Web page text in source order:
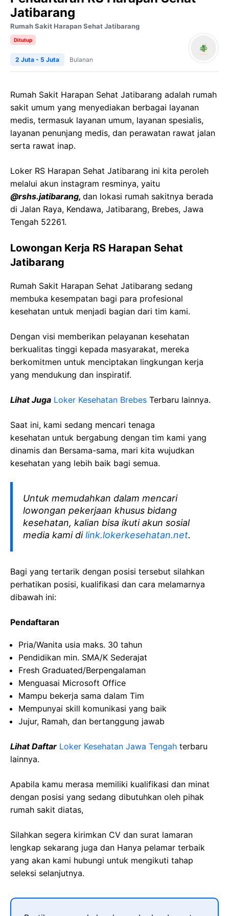
Jatibarang
Rumah Sakit Harapan Sehat Jatibarang
Ditutup
2 Juta - 5 Juta Bulanan
Rumah Sakit Harapan Sehat Jatibarang adalah rumah
sakit umum yang menyediakan berbagai layanan
medis, termasuk layanan umum, layanan spesialis,
layanan penunjang medis, dan perawatan rawat jalan
serta rawat inap.
Loker RS Harapan Sehat Jatibarang ini kita peroleh
melalui akun instagram resminya, yaitu
@rshs.jatibarang, dan lokasi rumah sakitnya berada
di Jalan Raya, Kendawa, Jatibarang, Brebes, Jawa
Tengah 52261.
Lowongan Kerja RS Harapan Sehat
Jatibarang
Rumah Sakit Harapan Sehat Jatibarang sedang
membuka kesempatan bagi para profesional
kesehatan untuk menjadi bagian dari tim kami.
Dengan visi memberikan pelayanan kesehatan
berkualitas tinggi kepada masyarakat, mereka
berkomitmen untuk menciptakan lingkungan kerja
yang mendukung dan inspiratif.
Lihat Juga Loker Kesehatan Brebes Terbaru lainnya.
Saat ini, kami sedang mencari tenaga
kesehatan untuk bergabung dengan tim kami yang
dinamis dan Bersama-sama, mari kita wujudkan
kesehatan yang lebih baik bagi semua.
Untuk memudahkan dalam mencari
lowongan pekerjaan khusus bidang
kesehatan, kalian bisa ikuti akun sosial
media kami dilink.lokerkesehatan.net.
Bagi yang tertarik dengan posisi tersebut silahkan
perhatikan posisi, kualifikasi dan cara melamarnya
dibawah ini:
Pendaftaran
Pria/Wanita usia maks. 30 tahun
Pendidikan min. SMA/K Sederajat
Fresh Graduated/Berpengalaman
Menguasai Microsoft Office
Mampu bekerja sama dalam Tim
Mempunyai skill komunikasi yang baik
Jujur, Ramah, dan bertanggung jawab
Lihat Daftar Loker Kesehatan Jawa Tengah terbaru
lainnya.
Apabila kamu merasa memiliki kualifikasi dan minat
dengan posisi yang sedang dibutuhkan oleh pihak
rumah sakit diatas,
Silahkan segera kirimkan CV dan surat lamaran
lengkap sekarang juga dan Hanya pelamar terbaik
yang akan kami hubungi untuk mengikuti tahap
seleksi selanjutnya.